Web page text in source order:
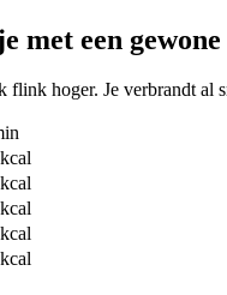
met een gewone
hoger. Je verbrandt al